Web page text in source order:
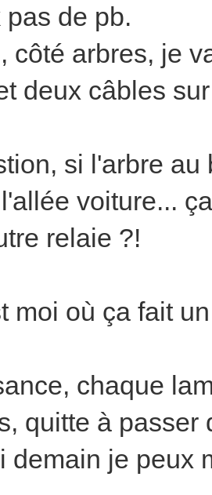
de pb.
côté arbres, je
deux câbles
si l'arbre
voiture...
relaie ?!
moi où ça fait
chaque
quitte à
demain je peux